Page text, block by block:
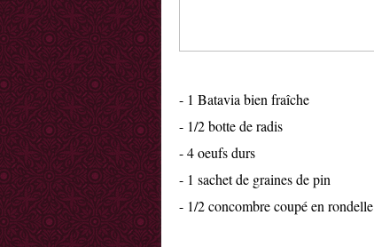
- 1 Batavia bien fraîche
- 1/2 botte de radis
- 4 oeufs durs
- 1 sachet de graines de pin
- 1/2 concombre coupé en rondelle